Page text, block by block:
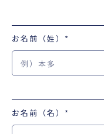
お名前（姓） *
お名前（名） *